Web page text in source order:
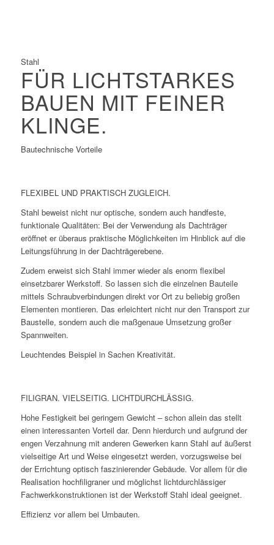
Stahl
FÜR LICHTSTARKES
BAUEN MIT FEINER
KLINGE.
Bautechnische Vorteile
FLEXIBEL UND PRAKTISCH ZUGLEICH.
Stahl beweist nicht nur optische, sondern auch handfeste,
funktionale Qualitäten: Bei der Verwendung als Dachträger
eröffnet er überaus praktische Möglichkeiten im Hinblick auf die
Leitungsführung in der Dachträgerebene.
Zudem erweist sich Stahl immer wieder als enorm flexibel
einsetzbarer Werkstoff. So lassen sich die einzelnen Bauteile
mittels Schraubverbindungen direkt vor Ort zu beliebig großen
Elementen montieren. Das erleichtert nicht nur den Transport zur
Baustelle, sondern auch die maßgenaue Umsetzung großer
Spannweiten.
Leuchtendes Beispiel in Sachen Kreativität.
FILIGRAN. VIELSEITIG. LICHTDURCHLÄSSIG.
Hohe Festigkeit bei geringem Gewicht – schon allein das stellt
einen interessanten Vorteil dar. Denn hierdurch und aufgrund der
engen Verzahnung mit anderen Gewerken kann Stahl auf äußerst
vielseitige Art und Weise eingesetzt werden, vorzugsweise bei
der Errichtung optisch faszinierender Gebäude. Vor allem für die
Realisation hochfiligraner und möglichst lichtdurchlässiger
Fachwerkkonstruktionen ist der Werkstoff Stahl ideal geeignet.
Effizienz vor allem bei Umbauten.